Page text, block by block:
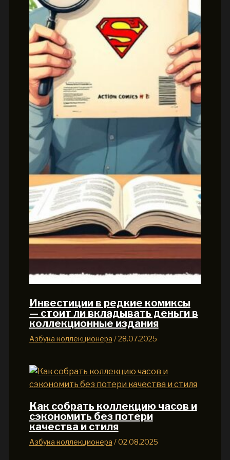
Инвестиции в редкие комиксы
— стоит ли вкладывать деньги в
коллекционные издания
Азбука коллекционера /28.07.2025
Как собрать коллекцию часов и
сэкономить без потери
качества и стиля
Азбука коллекционера /02.08.2025